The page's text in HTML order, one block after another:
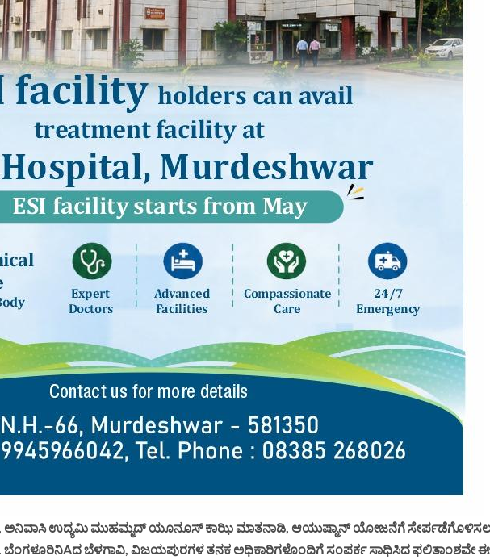
ಉದ್ಯಮಿ ಮುಹಮ್ಮದ್ ಯೂನೂಸ್ ಕಾಝಿ ಮಾತನಾಡಿ, ಆಯುಷ್ಮಾನ್ ಯೋಜನೆಗೆ
ಬೆಳಗಾವಿ, ವಿಜಯಪುರಗಳ ತನಕ ಅಧಿಕಾರಿಗಳೊಂದಿಗೆ ಸಂಪರ್ಕ ಸಾಧಿಸಿದ ಫಲಿತಾಂಶವೇ